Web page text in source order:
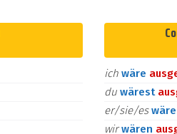
ich wäre aus
du wärest aus
er/sie/eswäre
wirwären aus